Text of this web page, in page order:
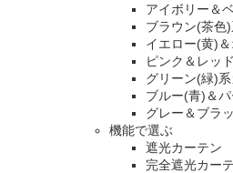
アイボリー＆
ブラウン(茶色
イエロー(黄)
ピンク＆レッ
グリーン(緑)
ブルー(青)＆
グレー＆ブラ
機能で選ぶ
遮光カーテン
完全遮光カー